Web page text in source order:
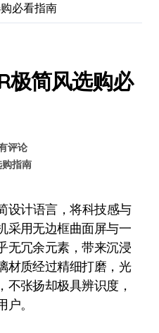
必看指南
极简风选购必
评论
购指南
采用无边框曲面屏与一
无冗余元素，带来沉浸
材质经过精细打磨，光
不张扬却极具辨识度，
。